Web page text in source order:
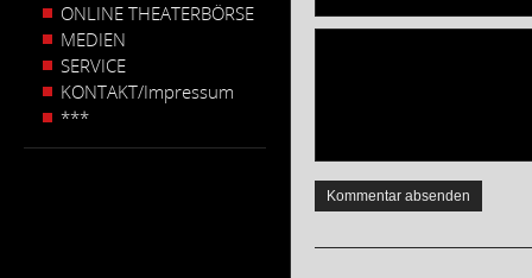
ONLINE THEATERBÖRSE
MEDIEN
SERVICE
KONTAKT/Impressum
***